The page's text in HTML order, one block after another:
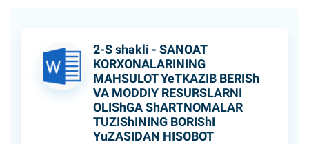
2-S shakli - SANOAT
KORXONALARINING
MAHSULOT YeTKAZIB BERISh
VA MODDIY RESURSLARNI
OLIShGA ShARTNOMALAR
TUZIShINING BORIShI
YuZASIDAN HISOBOT